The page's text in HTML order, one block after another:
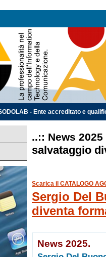
- Ente accreditato e
..:: News 2025
salvataggio
Scarica il CATALOGO
Sergio Del
diventa
News 2025.